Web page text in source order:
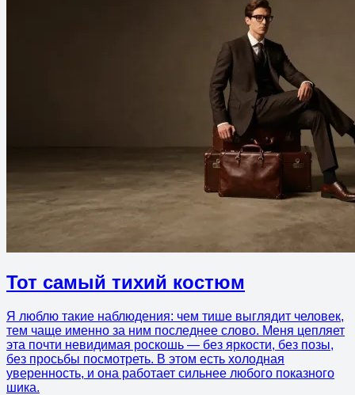
Тот самый тихий костюм
Я люблю такие наблюдения: чем тише выглядит человек,
тем чаще именно за ним последнее слово. Меня цепляет
эта почти невидимая роскошь — без яркости, без позы,
без просьбы посмотреть. В этом есть холодная
уверенность, и она работает сильнее любого показного
шика.